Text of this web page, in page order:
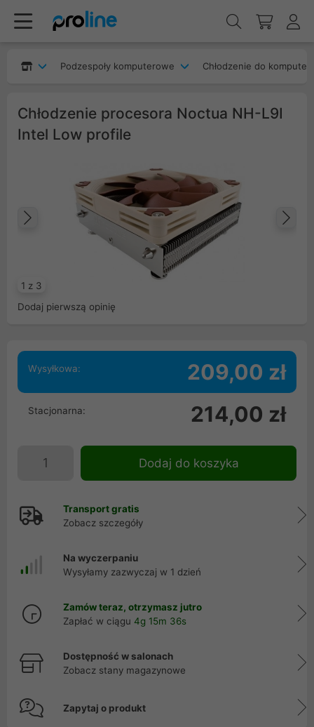
Podzespoły komputerowe Chłodzenie do
Chłodzenie procesora Noctua NH-L9I
Intel Low profile
1 z 3
Poprzedni
Dodaj pierwszą opinię
Wysyłkowa: 209,00 zł
Stacjonarna: 214,00 zł
Dodaj do koszyka
Transport gratis
Zobacz szczegóły
Na wyczerpaniu
Wysyłamy zazwyczaj w 1 dzień
Zamów teraz, otrzymasz jutro
Zapłać w ciągu 4g 15m 36s
Dostępność w salonach
Zobacz stany magazynowe
Zapytaj o produkt